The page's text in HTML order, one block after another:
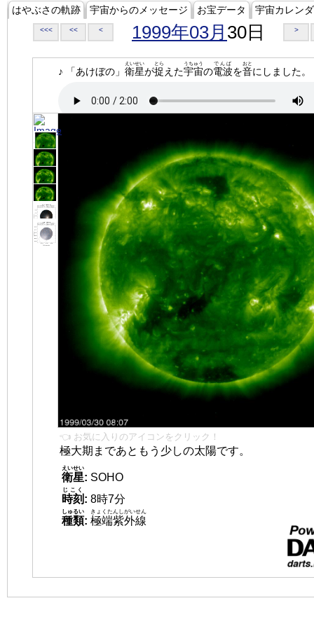
はやぶさの軌跡 宇宙からのメッセージ お宝データ 宇宙カレン
<<< << < 1999年03月 30日 >
♪ 「あけぼの」 衛星
えいせい
が捉
とら
えた宇宙
うちゅう
の電波
でんぱ
を音
おと
にしました。
👈 お気に入りのアイコンをクリック！
極大期まであともう少しの太陽です。
衛星
えいせい
: SOHO
時刻
じこく
: 8時7分
種類
しゅるい
: 極端紫外線
きょくたんしがいせん